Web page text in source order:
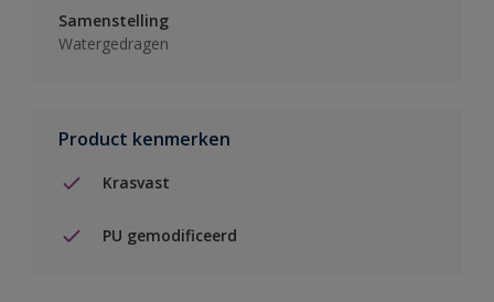
Samenstelling
Watergedragen
Product kenmerken
Krasvast
PU gemodificeerd